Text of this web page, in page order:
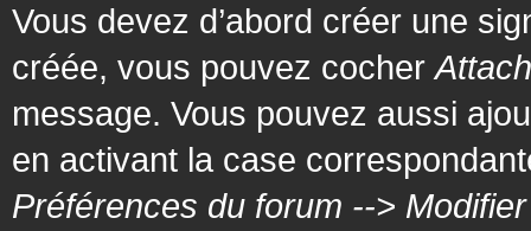
Vous devez d’abord créer une
créée, vous pouvez cocher
message. Vous pouvez aussi
en activant la case
Préférences du forum -->